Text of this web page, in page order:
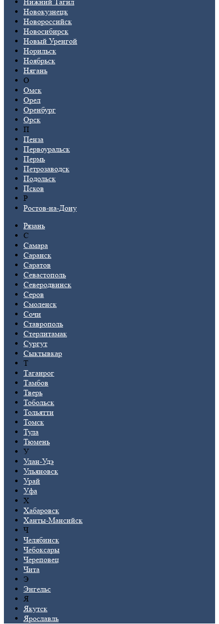
Нижний Тагил
Новокузнецк
Новороссийск
Новосибирск
Новый Уренгой
Норильск
Ноябрьск
Нягань
О
Омск
Орел
Оренбург
Орск
П
Пенза
Первоуральск
Пермь
Петрозаводск
Подольск
Псков
Р
Ростов-на-Дону
Рязань
С
Самара
Саранск
Саратов
Севастополь
Северодвинск
Серов
Смоленск
Сочи
Ставрополь
Стерлитамак
Сургут
Сыктывкар
Т
Таганрог
Тамбов
Тверь
Тобольск
Тольятти
Томск
Тула
Тюмень
У
Улан-Удэ
Ульяновск
Урай
Уфа
Х
Хабаровск
Ханты-Мансийск
Ч
Челябинск
Чебоксары
Череповец
Чита
Э
Энгельс
Я
Якутск
Ярославль